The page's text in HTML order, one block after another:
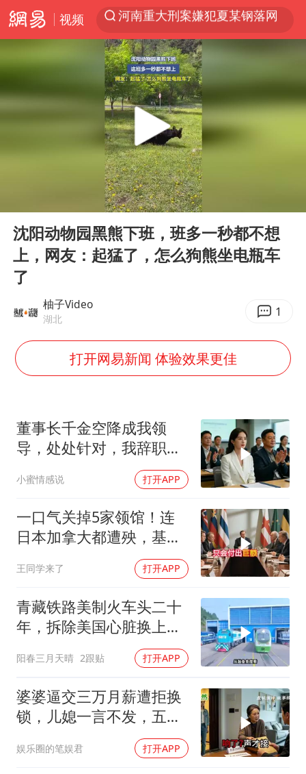
视频
光影经济撬动暑期消费新蓝海
浙江上海等地有大雨或暴雨
新疆优化调整景区内自驾服务费
黄金牛市回来了吗
央视新主播李秋莹孙亚鹏亮相
情侣平潭拍日出坠崖1死1伤
倪萍赵雅芝同框亮相红毯
白海豚将正面袭击贯穿浙江
《欢迎来龙餐馆》口碑
几元成本的AI广告导致千万市值蒸发
酒店回应车内过夜被收150元
杭州全市有序停课
“不怕六爷挂得多 就怕六爷挂一颗”
全民健身事业高质量发展
乐享全民健身 共筑健康中国
Play
沈阳动物园黑熊下班，班多一秒都不想
上，网友：起猛了，怎么狗熊坐电瓶车
了
柚子Video
湖北 1
打开网易新闻 体验效果更佳
董事长千金空降成我领
导，处处针对，我辞职
后，3个月公司损失数亿
小蜜情感说 打开APP
一口气关掉5家领馆！连
日本加拿大都遭殃，基辛
格临终遗言真应验了
王同学来了 打开APP
青藏铁路美制火车头二十
年，拆除美国心脏换上绿
阳春三月天晴 2跟贴 打开APP
婆婆逼交三万月薪遭拒换
锁，儿媳一言不发，五天
娱乐圈的笔娱君 打开APP